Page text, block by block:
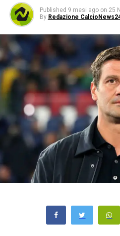
Published 9 mesi ago on 25
By Redazione